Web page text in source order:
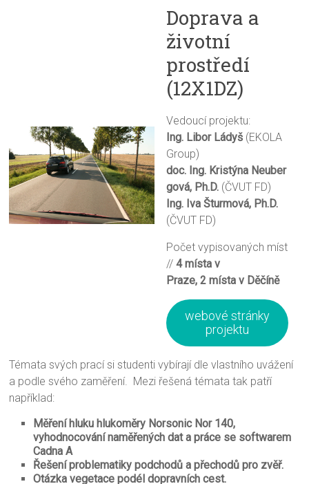
Doprava a
životní
prostředí
(12X1DZ)
Vedoucí projektu:
Ing. Libor Ládyš(EKOLA
Group)
doc. Ing. Kristýna Neuber
gová, Ph.D.(ČVUT FD)
Ing. Iva Šturmová, Ph.D.
(ČVUT FD)
Počet vypisovaných míst
// 4 místa v
Praze, 2 místa v Děčíně
webové stránky
projektu
Témata svých prací si studenti vybírají dle vlastního uvážení
a podle svého zaměření. Mezi řešená témata tak patří
například:
Měření hluku hlukoměry Norsonic Nor 140,
vyhodnocování naměřených dat a práce se softwarem
Cadna A
Řešení problematiky podchodů a přechodů pro zvěř.
Otázka vegetace podél dopravních cest.